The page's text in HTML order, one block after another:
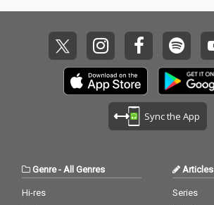
から国内外の人々を狂
喜のどん底に陥れてき
たアーティスト、dooo
o a.k.a. 宍戸マザファ
カ（MOTHER FACTORY
/ CreativeDrugStore）
望の新作、3rd Album
鎮座DOPENESS、Babi
といったこれまでのdo
ooo作品に参加してい
Sync the App
Genre- All Genres
Hi-res
Articles
Series